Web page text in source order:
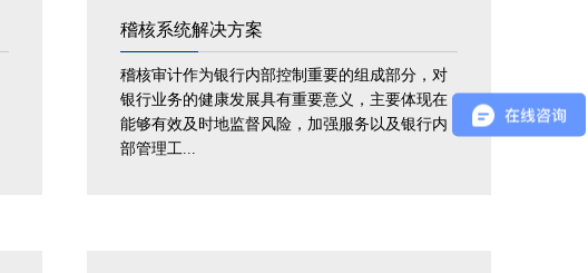
稽核系统解决方案
稽核审计作为银行内部控制重要的组成部分，对
银行业务的健康发展具有重要意义，主要体现在
能够有效及时地监督风险，加强服务以及银行内
部管理工...